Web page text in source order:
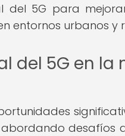
del 5G para
entornos urbanos y
del 5G en
desafíos